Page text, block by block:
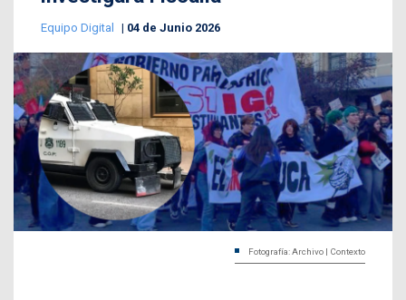
Equipo Digital 04 de Junio 2026
Fotografía: Archivo | Contexto